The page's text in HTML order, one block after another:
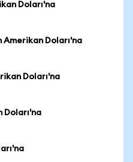
Doları'na
Amerikan Doları'na
Doları'na
Doları'na